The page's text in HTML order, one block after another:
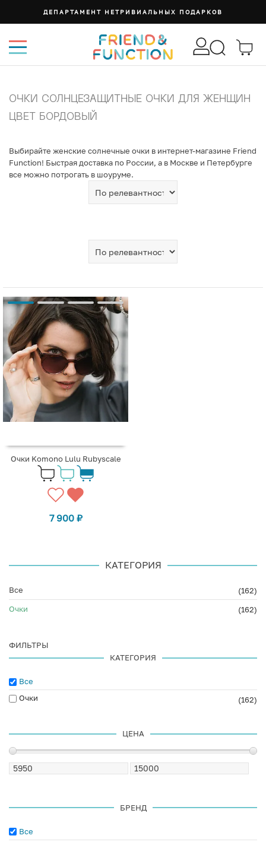
ДЕПАРТАМЕНТ НЕТРИВИАЛЬНЫХ ПОДАРКОВ
ОЧКИ СОЛНЦЕЗАЩИТНЫЕ ОЧКИ ДЛЯ ЖЕНЩИН
ЦВЕТ БОРДОВЫЙ
Выбирайте женские солнечные очки в интернет-магазине Friend
Function! Быстрая доставка по России, а в Москве и Петербурге
все можно потрогать в шоуруме.
Очки Komono Lulu Rubyscale
7 900 ₽
КАТЕГОРИЯ
Все
(162)
Очки
(162)
ФИЛЬТРЫ
КАТЕГОРИЯ
Все
Очки
(162)
ЦЕНА
БРЕНД
Все